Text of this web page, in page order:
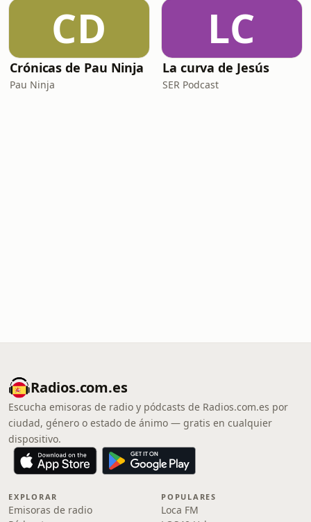
CD
Crónicas de Pau Ninja
Pau Ninja
LC
La curva de Jesús
SER Podcast
Radios.com.es
Escucha emisoras de radio y pódcasts de Radios.com.es por
ciudad, género o estado de ánimo — gratis en cualquier
dispositivo.
EXPLORAR
Emisoras de radio
POPULARES
Loca FM